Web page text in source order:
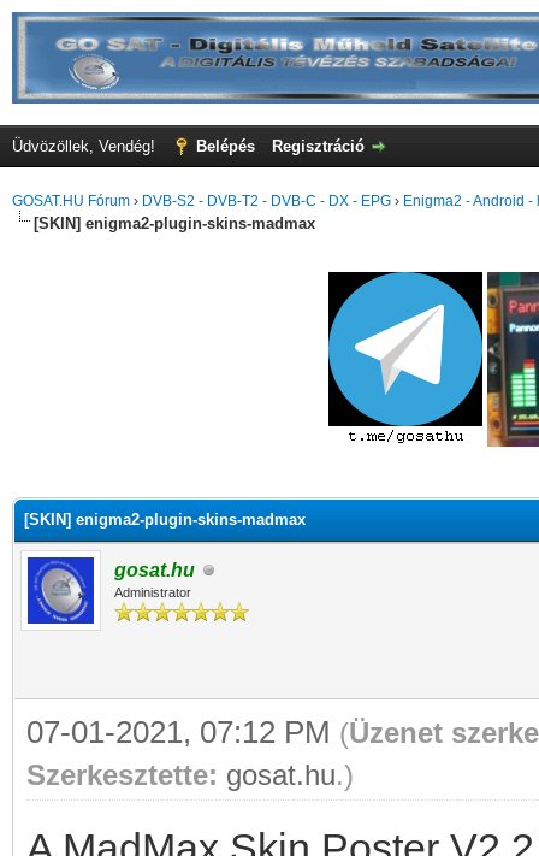
Üdvözöllek, Vendég! Belépés Regisztráció
GOSAT.HU Fórum › DVB-S2 - DVB-T2 - DVB-C - DX - EPG › Enigma2 - Android
[SKIN] enigma2-plugin-skins-madmax
[SKIN] enigma2-plugin-skins-madmax
gosat.hu
Administrator
07-01-2021, 07:12 PM (Üzenet
Szerkesztette: gosat.hu.)